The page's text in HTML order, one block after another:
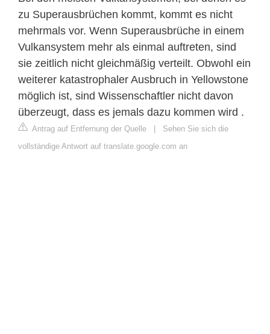
zu Superausbrüchen kommt, kommt es nicht
mehrmals vor. Wenn Superausbrüche in einem
Vulkansystem mehr als einmal auftreten, sind
sie zeitlich nicht gleichmäßig verteilt. Obwohl ein
weiterer katastrophaler Ausbruch in Yellowstone
möglich ist, sind Wissenschaftler nicht davon
überzeugt, dass es jemals dazu kommen wird .
Antrag auf Entfernung der Quelle | Sehen Sie sich die
vollständige Antwort auf translate.google.com an